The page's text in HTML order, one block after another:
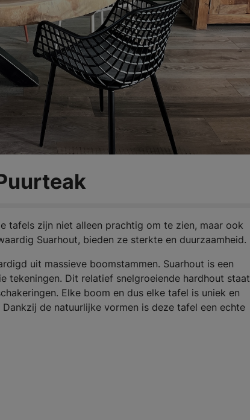
tafels zijn niet alleen prachtig om te zien, maar ook
Suarhout, bieden ze sterkte en duurzaamheid.
uit massieve boomstammen. Suarhout is een
tekeningen. Dit relatief snelgroeiende hardhout staat
Elke boom en dus elke tafel is uniek en
de natuurlijke vormen is deze tafel een echte